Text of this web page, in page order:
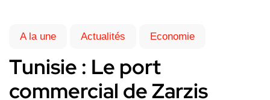
A la une Actualités Economie
Tunisie : Le port
commercial de Zarzis